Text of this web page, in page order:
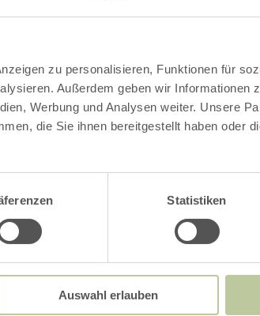
zu personalisieren, Funktionen für
Außerdem geben wir Informationen
Werbung und Analysen weiter. Unsere
die Sie ihnen bereitgestellt haben oder
Statistiken
Auswahl erlauben